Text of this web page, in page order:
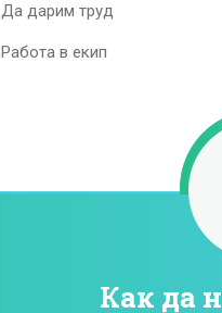
Да дарим труд
Работа в екип
Как да